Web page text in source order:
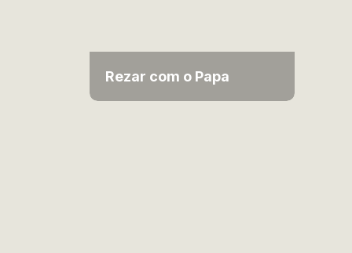
Rezar com o Papa